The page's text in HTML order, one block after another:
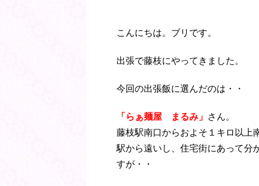
こんにちは。ブリです。
出張で藤枝にやってきました。
今回の出張飯に選んだのは・・
「らぁ麺屋 まるみ」 さん。
藤枝駅南口からおよそ１キロ以上
駅から遠いし、住宅街にあって分
すが・・